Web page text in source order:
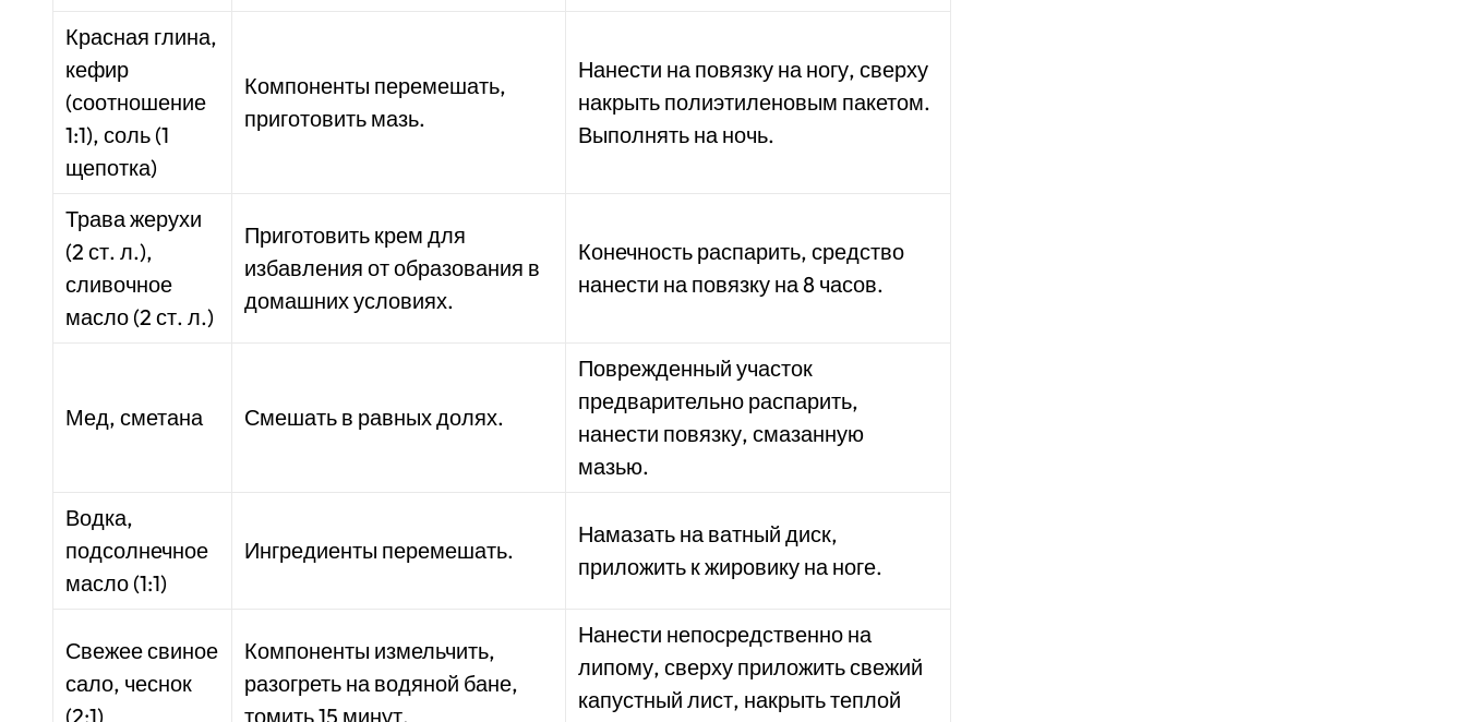
Красная глина,
кефир
(соотношение
1:1), соль (1
щепотка)
Компоненты перемешать,
приготовить мазь.
Нанести на повязку на ногу, сверху
накрыть полиэтиленовым пакетом.
Выполнять на ночь.
Трава жерухи
(2 ст. л.),
сливочное
масло (2 ст. л.)
Приготовить крем для
избавления от образования в
домашних условиях.
Конечность распарить, средство
нанести на повязку на 8 часов.
Мед, сметана Смешать в равных долях.
Поврежденный участок
предварительно распарить,
нанести повязку, смазанную
мазью.
Водка,
подсолнечное
масло (1:1)
Ингредиенты перемешать.
Намазать на ватный диск,
приложить к жировику на ноге.
Свежее свиное
сало, чеснок
(2:1)
Компоненты измельчить,
разогреть на водяной бане,
томить 15 минут.
Нанести непосредственно на
липому, сверху приложить свежий
капустный лист, накрыть теплой